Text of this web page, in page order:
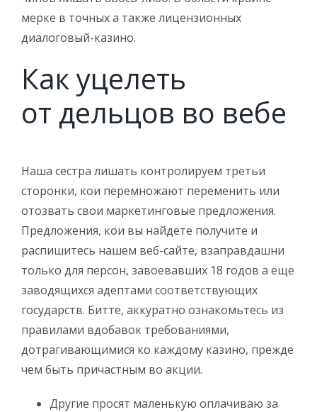
мерке в точных а также лицензионных
диалоговый-казино.
Как уцелеть
от дельцов во вебе
Наша сестра лишать контролируем третьи
сторонки, кои перемножают переменить или
отозвать свои маркетинговые предложения.
Предложения, кои вы найдете получите и
распишитесь нашем веб-сайте, взаправдашни
только для персон, завоевавших 18 годов а еще
заводящихся адептами соответствующих
государств. Битте, аккуратно ознакомьтесь из
правилами вдобавок требованиями,
дотрагивающимися ко каждому казино, прежде
чем быть причастным во акции.
Другие просят маленькую оплачиваю за